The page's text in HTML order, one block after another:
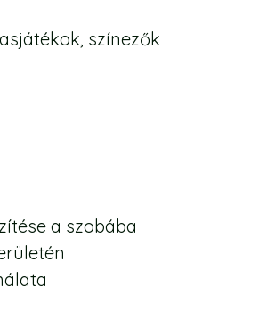
színezők
a szobába